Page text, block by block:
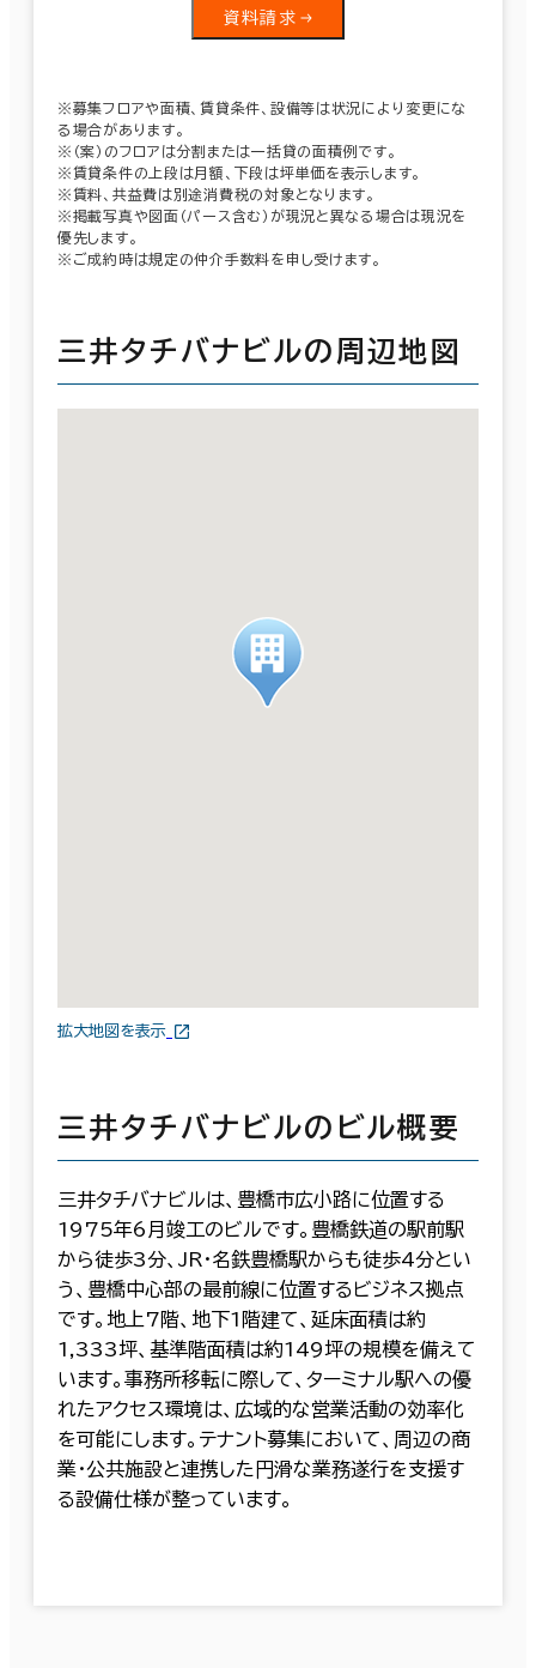
資料請求
※募集フロアや面積、賃貸条件、設備等は状況により変更にな
る場合があります。
※（案）のフロアは分割または一括貸の面積例です。
※賃貸条件の上段は月額、下段は坪単価を表示します。
※賃料、共益費は別途消費税の対象となります。
※掲載写真や図面（パース含む）が現況と異なる場合は現況を
優先します。
※ご成約時は規定の仲介手数料を申し受けます。
三井タチバナビルの周辺地図
拡大地図を表示
三井タチバナビルのビル概要
三井タチバナビルは、豊橋市広小路に位置する
1975年6月竣工のビルです。豊橋鉄道の駅前駅
から徒歩3分、JR・名鉄豊橋駅からも徒歩4分とい
う、豊橋中心部の最前線に位置するビジネス拠点
です。地上7階、地下1階建て、延床面積は約
1,333坪、基準階面積は約149坪の規模を備えて
います。事務所移転に際して、ターミナル駅への優
れたアクセス環境は、広域的な営業活動の効率化
を可能にします。テナント募集において、周辺の商
業・公共施設と連携した円滑な業務遂行を支援す
る設備仕様が整っています。